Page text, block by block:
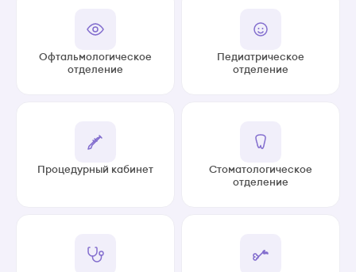
Офтальмологическое
отделение
Педиатрическое
отделение
Процедурный кабинет
Стоматологическое
отделение